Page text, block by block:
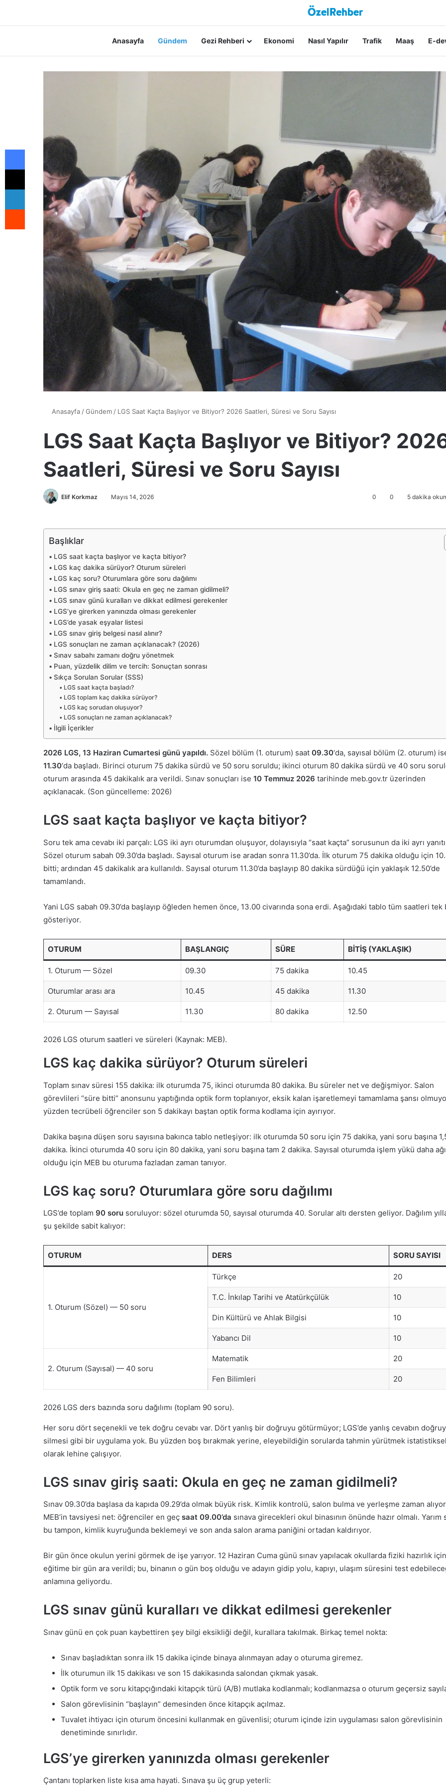
Anasayfa Gündem Gezi Rehberi Ekonomi Nasıl Yapılır Trafik Maaş E-
Anasayfa /Gündem / LGS Saat Kaçta Başlıyor ve Bitiyor? 2026 Saatleri, Süresi ve Soru Sayısı
LGS Saat Kaçta Başlıyor ve Bitiyor?
Saatleri, Süresi ve Soru Sayısı
Elif Korkmaz Mayıs 14, 2026 0 0 5 dakika
Başlıklar
LGS saat kaçta başlıyor ve kaçta bitiyor?
LGS kaç dakika sürüyor? Oturum süreleri
LGS kaç soru? Oturumlara göre soru dağılımı
LGS sınav giriş saati: Okula en geç ne zaman gidilmeli?
LGS sınav günü kuralları ve dikkat edilmesi gerekenler
LGS’ye girerken yanınızda olması gerekenler
LGS’de yasak eşyalar listesi
LGS sınav giriş belgesi nasıl alınır?
LGS sonuçları ne zaman açıklanacak? (2026)
Sınav sabahı zamanı doğru yönetmek
Puan, yüzdelik dilim ve tercih: Sonuçtan sonrası
Sıkça Sorulan Sorular (SSS)
LGS saat kaçta başladı?
LGS toplam kaç dakika sürüyor?
LGS kaç sorudan oluşuyor?
LGS sonuçları ne zaman açıklanacak?
İlgili İçerikler
2026 LGS, 13 Haziran Cumartesi günü yapıldı. Sözel bölüm (1. oturum) saat 09.30‘da, sayısal bölüm (2. oturum)
11.30‘da başladı. Birinci oturum 75 dakika sürdü ve 50 soru soruldu; ikinci oturum 80 dakika sürdü ve 40 soru
oturum arasında 45 dakikalık ara verildi. Sınav sonuçları ise 10 Temmuz 2026 tarihinde meb.gov.tr üzerinden
açıklanacak. (Son güncelleme: 2026)
LGS saat kaçta başlıyor ve kaçta bitiyor?
Soru tek ama cevabı iki parçalı: LGS iki ayrı oturumdan oluşuyor, dolayısıyla “saat kaçta” sorusunun da iki ayrı
Sözel oturum sabah 09.30’da başladı. Sayısal oturum ise aradan sonra 11.30’da. İlk oturum 75 dakika olduğu için
bitti; ardından 45 dakikalık ara kullanıldı. Sayısal oturum 11.30’da başlayıp 80 dakika sürdüğü için yaklaşık 12.50’de
tamamlandı.
Yani LGS sabah 09.30’da başlayıp öğleden hemen önce, 13.00 civarında sona erdi. Aşağıdaki tablo tüm saatleri tek
gösteriyor.
OTURUM BAŞLANGIÇ SÜRE BITIŞ (YAKLAŞIK)
1. Oturum — Sözel 09.30 75 dakika 10.45
Oturumlar arası ara 10.45 45 dakika 11.30
2. Oturum — Sayısal 11.30 80 dakika 12.50
2026 LGS oturum saatleri ve süreleri (Kaynak: MEB).
LGS kaç dakika sürüyor? Oturum süreleri
Toplam sınav süresi 155 dakika: ilk oturumda 75, ikinci oturumda 80 dakika. Bu süreler net ve değişmiyor. Salon
görevlileri “süre bitti” anonsunu yaptığında optik form toplanıyor, eksik kalan işaretlemeyi tamamlama şansı
yüzden tecrübeli öğrenciler son 5 dakikayı baştan optik forma kodlama için ayırıyor.
Dakika başına düşen soru sayısına bakınca tablo netleşiyor: ilk oturumda 50 soru için 75 dakika, yani soru başına
dakika. İkinci oturumda 40 soru için 80 dakika, yani soru başına tam 2 dakika. Sayısal oturumda işlem yükü daha
olduğu için MEB bu oturuma fazladan zaman tanıyor.
LGS kaç soru? Oturumlara göre soru dağılımı
LGS’de toplam 90 soru soruluyor: sözel oturumda 50, sayısal oturumda 40. Sorular altı dersten geliyor. Dağılım
şu şekilde sabit kalıyor:
OTURUM DERS SORU SAYISI
1. Oturum (Sözel) — 50 soru
Türkçe 20
T.C. İnkılap Tarihi ve Atatürkçülük 10
Din Kültürü ve Ahlak Bilgisi 10
Yabancı Dil 10
2. Oturum (Sayısal) — 40 soru
Matematik 20
Fen Bilimleri 20
2026 LGS ders bazında soru dağılımı (toplam 90 soru).
Her soru dört seçenekli ve tek doğru cevabı var. Dört yanlış bir doğruyu götürmüyor; LGS’de yanlış cevabın
silmesi gibi bir uygulama yok. Bu yüzden boş bırakmak yerine, eleyebildiğin sorularda tahmin yürütmek istatistiksel
olarak lehine çalışıyor.
LGS sınav giriş saati: Okula en geç ne zaman gidilmeli?
Sınav 09.30’da başlasa da kapıda 09.29’da olmak büyük risk. Kimlik kontrolü, salon bulma ve yerleşme zaman
MEB’in tavsiyesi net: öğrenciler en geç saat 09.00’da sınava girecekleri okul binasının önünde hazır olmalı. Yarım
bu tampon, kimlik kuyruğunda beklemeyi ve son anda salon arama paniğini ortadan kaldırıyor.
Bir gün önce okulun yerini görmek de işe yarıyor. 12 Haziran Cuma günü sınav yapılacak okullarda fiziki hazırlık için
eğitime bir gün ara verildi; bu, binanın o gün boş olduğu ve adayın gidip yolu, kapıyı, ulaşım süresini test
anlamına geliyordu.
LGS sınav günü kuralları ve dikkat edilmesi gerekenler
Sınav günü en çok puan kaybettiren şey bilgi eksikliği değil, kurallara takılmak. Birkaç temel nokta:
Sınav başladıktan sonra ilk 15 dakika içinde binaya alınmayan aday o oturuma giremez.
İlk oturumun ilk 15 dakikası ve son 15 dakikasında salondan çıkmak yasak.
Optik form ve soru kitapçığındaki kitapçık türü (A/B) mutlaka kodlanmalı; kodlanmazsa o oturum geçersiz
Salon görevlisinin “başlayın” demesinden önce kitapçık açılmaz.
Tuvalet ihtiyacı için oturum öncesini kullanmak en güvenlisi; oturum içinde izin uygulaması salon görevlisinin
denetiminde sınırlıdır.
LGS’ye girerken yanınızda olması gerekenler
Çantanı toplarken liste kısa ama hayati. Sınava şu üç grup yeterli:
Facebook
X
LinkedIn
Reddit